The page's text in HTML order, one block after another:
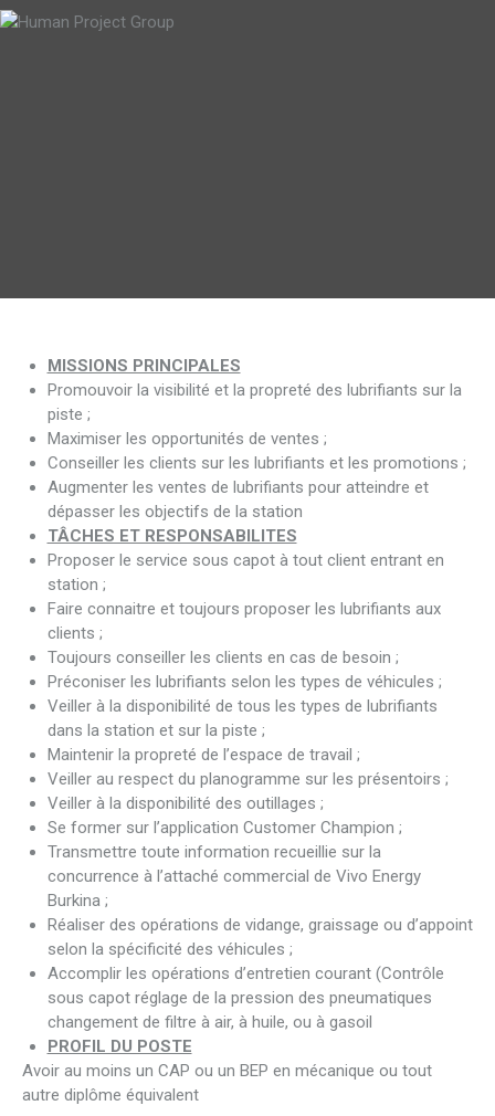
MISSIONS PRINCIPALES
Promouvoir la visibilité et la propreté des lubrifiants sur la
piste ;
Maximiser les opportunités de ventes ;
Conseiller les clients sur les lubrifiants et les promotions ;
Augmenter les ventes de lubrifiants pour atteindre et
dépasser les objectifs de la station
TÂCHES ET RESPONSABILITES
Proposer le service sous capot à tout client entrant en
station ;
Faire connaitre et toujours proposer les lubrifiants aux
clients ;
Toujours conseiller les clients en cas de besoin ;
Préconiser les lubrifiants selon les types de véhicules ;
Veiller à la disponibilité de tous les types de lubrifiants
dans la station et sur la piste ;
Maintenir la propreté de l’espace de travail ;
Veiller au respect du planogramme sur les présentoirs ;
Veiller à la disponibilité des outillages ;
Se former sur l’application Customer Champion ;
Transmettre toute information recueillie sur la
concurrence à l’attaché commercial de Vivo Energy
Burkina ;
Réaliser des opérations de vidange, graissage ou d’appoint
selon la spécificité des véhicules ;
Accomplir les opérations d’entretien courant (Contrôle
sous capot réglage de la pression des pneumatiques
changement de filtre à air, à huile, ou à gasoil
PROFIL DU POSTE
Avoir au moins un CAP ou un BEP en mécanique ou tout
autre diplôme équivalent